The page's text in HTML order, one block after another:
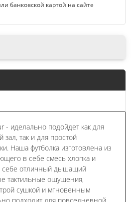
банковской картой на сайте
- иделально подойдет как для
так и для простой
Наша футболка изготовлена из
в себе смесь хлопка и
себе отличный дышащий
тактильные ощущения,
сушкой и мгновенным